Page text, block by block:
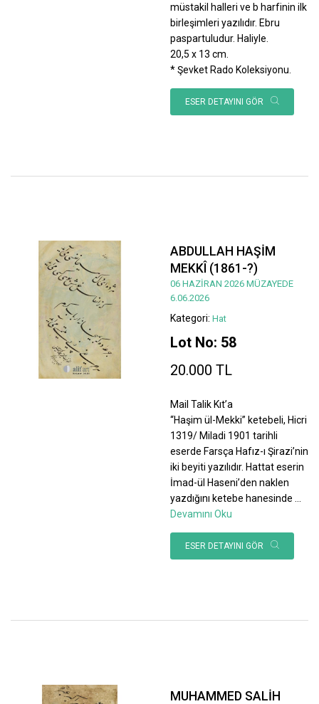
müstakil halleri ve b harfinin ilk
birleşimleri yazılıdır. Ebru
paspartuludur. Haliyle.
20,5 x 13 cm.
* Şevket Rado Koleksiyonu.
ESER DETAYINI GÖR
ABDULLAH HAŞİM
MEKKÎ (1861-?)
06 HAZİRAN 2026 MÜZAYEDE
6.06.2026
Kategori: Hat
Lot No: 58
20.000 TL
Mail Talik Kıt’a
“Haşim ül-Mekki” ketebeli, Hicri
1319/ Miladi 1901 tarihli
eserde Farsça Hafız-ı Şirazi’nin
iki beyiti yazılıdır. Hattat eserin
İmad-ül Haseni’den naklen
yazdığını ketebe hanesinde
Devamını Oku
ESER DETAYINI GÖR
MUHAMMED SALİH